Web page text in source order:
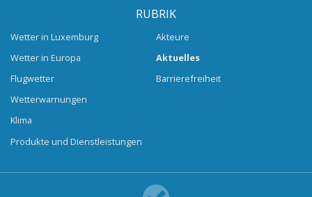
RUBRIK
Wetter in Luxemburg
Wetter in Europa
Flugwetter
Wetterwarnungen
Klima
Produkte und Dienstleistungen
Akteure
Aktuelles
Barrierefreiheit